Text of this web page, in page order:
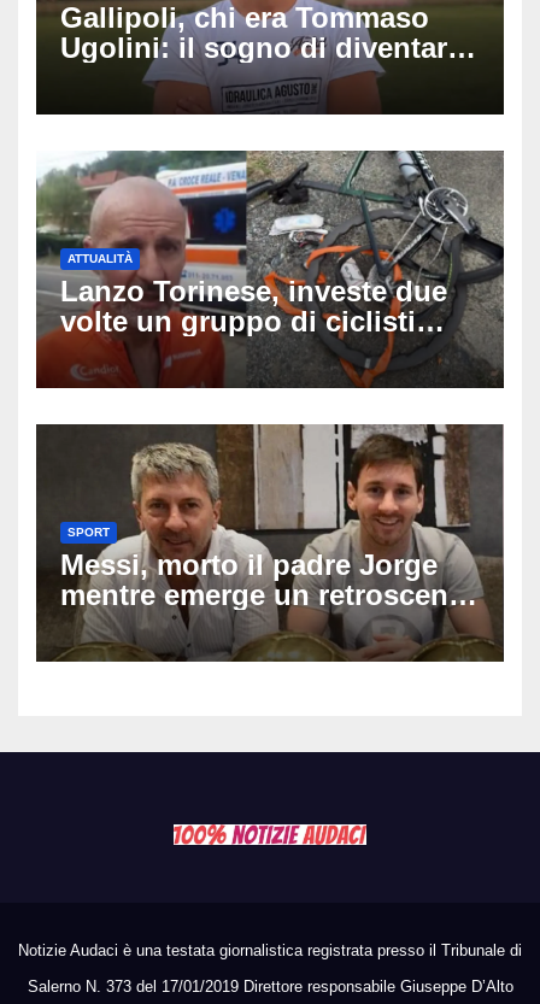
Gallipoli, chi era Tommaso
Ugolini: il sogno di diventare
medico e la fascia da
capitano, il dolore di Bologna
ATTUALITÀ
Lanzo Torinese, investe due
volte un gruppo di ciclisti
dopo una lite: arrestato
73enne, il racconto choc di un
SPORT
Messi, morto il padre Jorge
mentre emerge un retroscena
choc: le minacce di morte al
fuoriclasse durante i Mondiali
Notizie Audaci è una testata giornalistica registrata presso il Tribunale di
Salerno N. 373 del 17/01/2019 Direttore responsabile Giuseppe D’Alto